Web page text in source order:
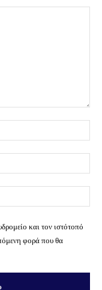
και τον ιστότοπό
φορά που θα